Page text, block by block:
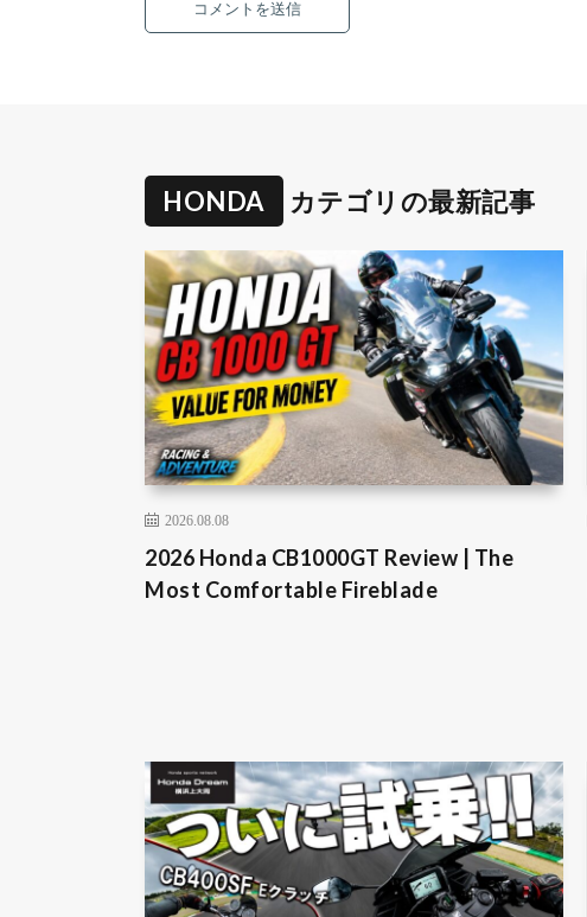
HONDA カテゴリの最新記事
2026.08.08
2026 Honda CB1000GT Review | The
Most Comfortable Fireblade